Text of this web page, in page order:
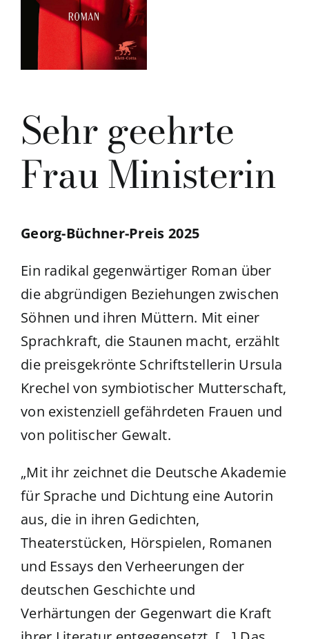
Sehr geehrte
Frau Ministerin
Georg-Büchner-Preis 2025
Ein radikal gegenwärtiger Roman über
die abgründigen Beziehungen zwischen
Söhnen und ihren Müttern. Mit einer
Sprachkraft, die Staunen macht, erzählt
die preisgekrönte Schriftstellerin Ursula
Krechel von symbiotischer Mutterschaft,
von existenziell gefährdeten Frauen und
von politischer Gewalt.
„Mit ihr zeichnet die Deutsche Akademie
für Sprache und Dichtung eine Autorin
aus, die in ihren Gedichten,
Theaterstücken, Hörspielen, Romanen
und Essays den Verheerungen der
deutschen Geschichte und
Verhärtungen der Gegenwart die Kraft